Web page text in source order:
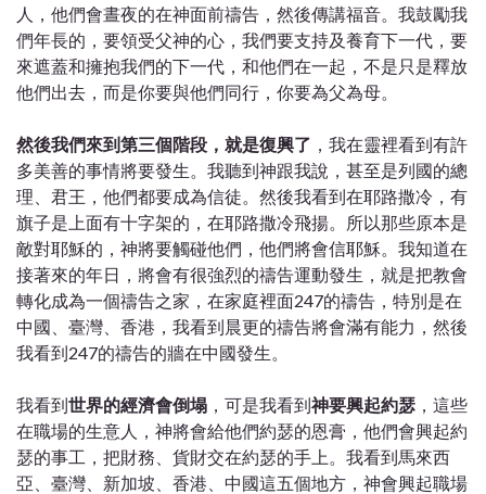
人，他們會晝夜的在神面前禱告，然後傳講福音。我鼓勵我
們年長的，要領受父神的心，我們要支持及養育下一代，要
來遮蓋和擁抱我們的下一代，和他們在一起，不是只是釋放
他們出去，而是你要與他們同行，你要為父為母。
然後我們來到第三個階段，就是復興了 ，我在靈裡看到有許
多美善的事情將要發生。我聽到神跟我說，甚至是列國的總
理、君王，他們都要成為信徒。然後我看到在耶路撒冷，有
旗子是上面有十字架的，在耶路撒冷飛揚。所以那些原本是
敵對耶穌的，神將要觸碰他們，他們將會信耶穌。我知道在
接著來的年日，將會有很強烈的禱告運動發生，就是把教會
轉化成為一個禱告之家，在家庭裡面247的禱告，特別是在
中國、臺灣、香港，我看到晨更的禱告將會滿有能力，然後
我看到247的禱告的牆在中國發生。
我看到世界的經濟會倒塌 ，可是我看到神要興起約瑟 ，這些
在職場的生意人，神將會給他們約瑟的恩膏，他們會興起約
瑟的事工，把財務、貨財交在約瑟的手上。我看到馬來西
亞、臺灣、新加坡、香港、中國這五個地方，神會興起職場